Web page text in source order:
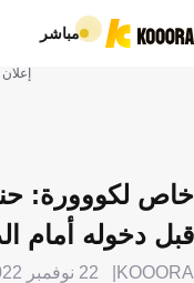
مباشر
إعلان
خاص لكووورة:
قبل دخوله أمام
KOOORA 22 نوفمبر 2022